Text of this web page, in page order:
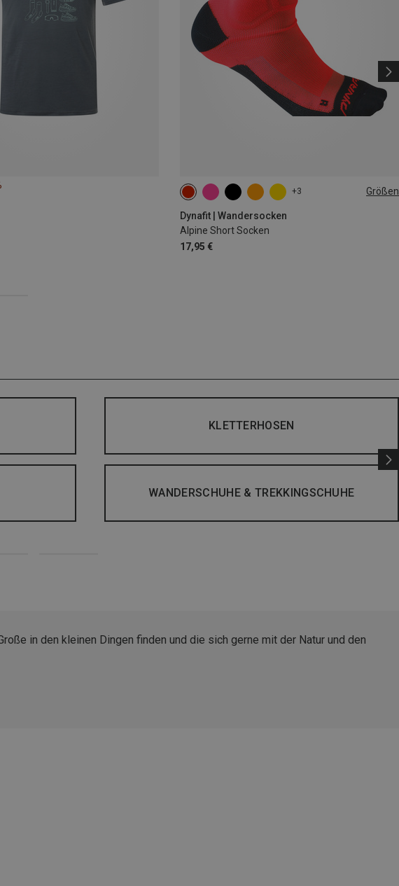
+3 Größen
Dynafit | Wandersocken
Alpine Short Socken
17,95 €
39|40|41|42 43|44|45|46
KLETTERHOSEN
WANDERSCHUHE & TREKKINGSCHUHE
in den kleinen Dingen finden und die sich gerne mit der Natur und den